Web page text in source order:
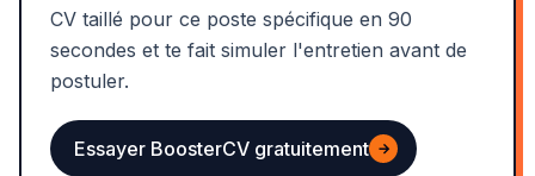
CV taillé pour ce poste spécifique en 90
secondes et te fait simuler l'entretien avant de
postuler.
Essayer BoosterCV gratuitement →